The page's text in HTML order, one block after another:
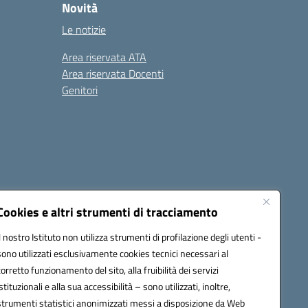
e altri strumenti di tracciamento
nostro Istituto non utilizza strumenti di profilazione degli utenti -
utilizzati esclusivamente cookies tecnici necessari al
funzionamento del sito, alla fruibilità dei servizi
e alla sua accessibilità – sono utilizzati, inoltre,
statistici anonimizzati messi a disposizione da Web
Novità
Le notizie
Area riservata ATA
Area riservata Docenti
Genitori